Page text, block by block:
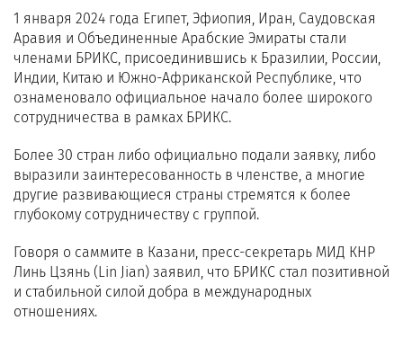
1 января 2024 года Египет, Эфиопия, Иран, Саудовская
Аравия и Объединенные Арабские Эмираты стали
членами БРИКС, присоединившись к Бразилии, России,
Индии, Китаю и Южно-Африканской Республике, что
ознаменовало официальное начало более широкого
сотрудничества в рамках БРИКС.
Более 30 стран либо официально подали заявку, либо
выразили заинтересованность в членстве, а многие
другие развивающиеся страны стремятся к более
глубокому сотрудничеству с группой.
Говоря о саммите в Казани, пресс-секретарь МИД КНР
Линь Цзянь (Lin Jian) заявил, что БРИКС стал позитивной
и стабильной силой добра в международных
отношениях.